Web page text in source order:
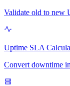
Validate old to new
Uptime SLA
Convert downtime